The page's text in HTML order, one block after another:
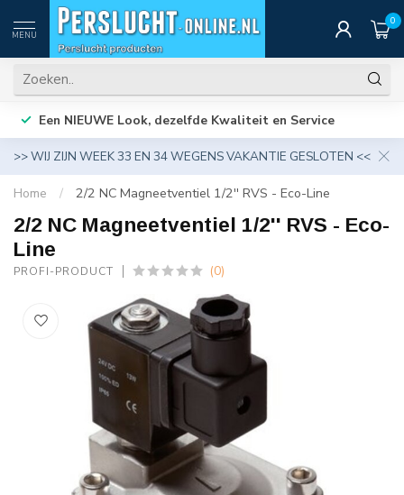
MENU
0
Een NIEUWE Look, dezelfde Kwaliteit en Service
>> WIJ ZIJN WEEK 33 EN 34 WEGENS VAKANTIE GESLOTEN <<
Home / 2/2 NC Magneetventiel 1/2'' RVS - Eco-Line
2/2 NC Magneetventiel 1/2'' RVS - Eco-
Line
PROFI-PRODUCT (0)